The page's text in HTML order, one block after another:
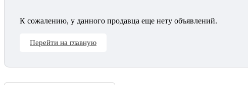
К сожалению, у данного продавца еще нету объявлений.
Перейти на главную